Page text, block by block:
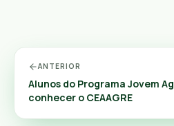
ANTERIOR
Alunos do Programa Jovem
conhecer o CEAAGRE